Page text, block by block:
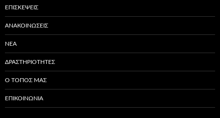
ΕΠΙΣΚΕΨΕΙΣ
ΑΝΑΚΟΙΝΩΣΕΙΣ
ΝΕΑ
ΔΡΑΣΤΗΡΙΟΤΗΤΕΣ
Ο ΤΟΠΟΣ ΜΑΣ
ΕΠΙΚΟΙΝΩΝΙΑ